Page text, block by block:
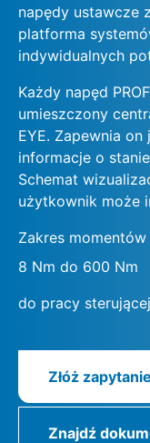
napędy ustawcze
platforma
indywidualnych
Każdy napęd
umieszczony
EYE. Zapewnia
informacje o
Schemat
użytkownik może
Zakres
8 Nm do 600 Nm
do pracy
Złóż zapytanie
Znajdź